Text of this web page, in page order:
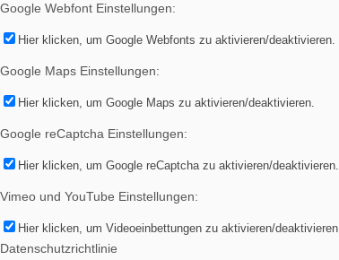
Menü
Google Webfont Einstellungen:
Hier klicken, um Google Webfonts zu aktivieren/deaktivieren.
Google Maps Einstellungen:
Hier klicken, um Google Maps zu aktivieren/deaktivieren.
Google reCaptcha Einstellungen:
Hier klicken, um Google reCaptcha zu aktivieren/deaktivieren.
Vimeo und YouTube Einstellungen:
Hier klicken, um Videoeinbettungen zu aktivieren/deaktivieren.
Datenschutzrichtlinie